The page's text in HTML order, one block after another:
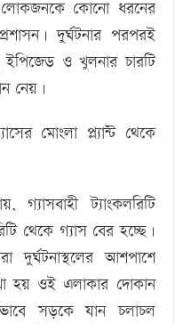
কোনো ধরনের
দুর্ঘটনার পরপরই
ইপিজেড ও খুলনার চারটি
নেয়।
মোংলা প্ল্যান্ট থেকে
গ্যাসবাহী ট্যাংকলরিটি
থেকে গ্যাস বের হচ্ছে।
দুর্ঘটনাস্থলের আশপাশে
হয় ওই এলাকার দোকান
সড়কে যান চলাচল